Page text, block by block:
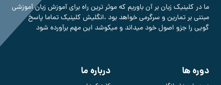
ما در کلینیک زبان بر آن باوریم که موثر ترین راه برای آموزش زبان آموزشی
مبتنی بر تمارین و سرگرمی خواهد بود ،انگلیش کلینیک تماما پاسخ
گویی را جزو اصول خود میداند و میکوشد این مهم برآورده شود
دوره ها درباره ما